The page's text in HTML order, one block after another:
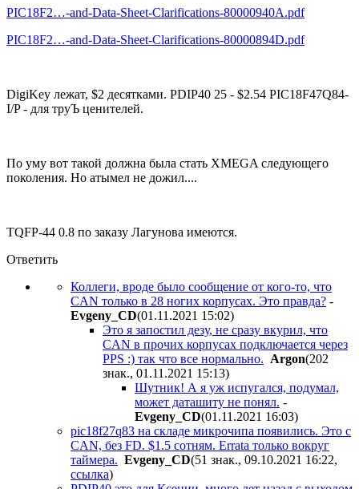
PIC18F2…-and-Data-Sheet-Clarifications-80000940A.pdf
PIC18F2…-and-Data-Sheet-Clarifications-80000894D.pdf
DigiKey лежат, $2 десятками. PDIP40 25 - $2.54 PIC18F47Q84-
I/P - для труЪ ценителей.
По уму вот такой должна была стать XMEGA следующего
поколения. Но атымел не дожил....
TQFP-44 0.8 по заказу Лагунова имеются.
Ответить
Коллеги, вроде было сообщение от кого-то, что
CAN только в 28 ногих корпусах. Это правда? -
Evgeny_CD(01.11.2021 15:02)
Это я запостил дезу, не сразу вкурил, что
CAN в прочих корпусах подключается через
PPS :) так что все нормально. Argon(202
знак., 01.11.2021 15:13)
Шутник! А я уж испугался, подумал,
может даташиту не понял. -
Evgeny_CD(01.11.2021 16:03)
pic18f27q83 на складе микрочипа появились. Это с
CAN, без FD. $1.5 сотням. Errata только вокруг
таймера. Evgeny_CD(51 знак., 09.10.2021 16:22,
ссылка)